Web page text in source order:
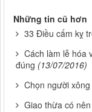
Những tin cũ hơn
33 Điều cấm kỵ
Cách làm lễ hóa
đúng (13/07/2016)
Chọn người
Giao thừa có